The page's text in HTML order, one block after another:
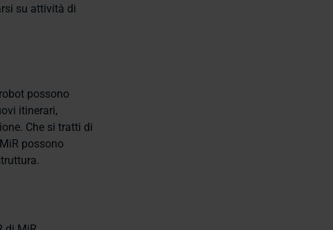
su attività di
possono
itinerari,
Che si tratti di
possono